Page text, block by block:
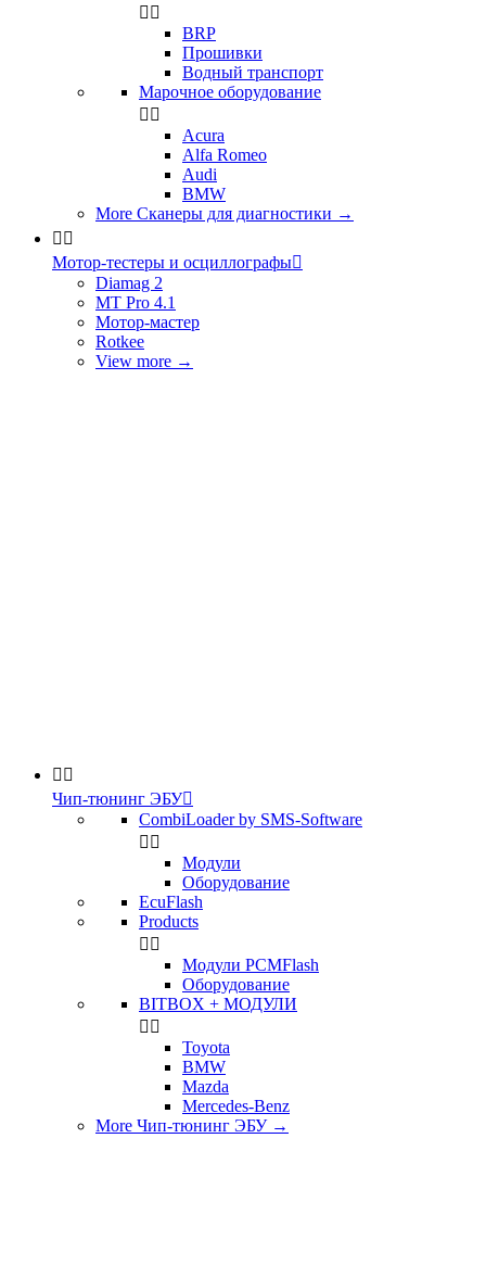
 
BRP
Прошивки
Водный транспорт
Марочное оборудование
 
Acura
Alfa Romeo
Audi
BMW
More Сканеры для диагностики →
 
Мотор-тестеры и осциллографы
Diamag 2
MT Pro 4.1
Мотор-мастер
Rotkee
View more →
 
Чип-тюнинг ЭБУ
CombiLoader by SMS-Software
 
Модули
Оборудование
EcuFlash
Products
 
Модули PCMFlash
Оборудование
BITBOX + МОДУЛИ
 
Toyota
BMW
Mazda
Mercedes-Benz
More Чип-тюнинг ЭБУ →